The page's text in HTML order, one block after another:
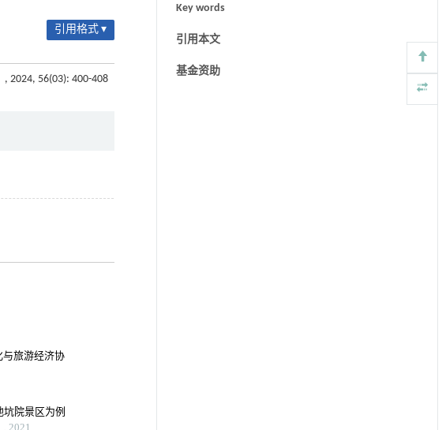
引用格式 ▾
, 2024, 56(03): 400-408
Key words
引用本文
基金资助